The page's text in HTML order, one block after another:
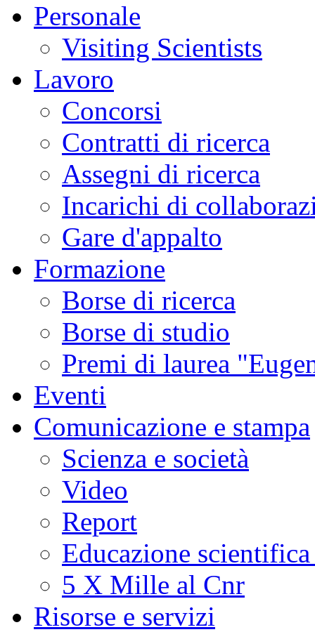
Personale
Visiting Scientists
Lavoro
Concorsi
Contratti di ricerca
Assegni di ricerca
Incarichi di
Gare d'appalto
Formazione
Borse di ricerca
Borse di studio
Premi di laurea
Eventi
Comunicazione e stampa
Scienza e società
Video
Report
Educazione
5 X Mille al Cnr
Risorse e servizi